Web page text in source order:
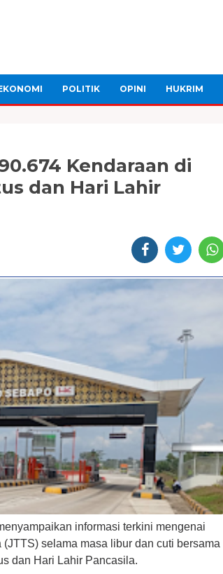
POLITIK OPINI HUKRIM
Kendaraan di
dan Hari Lahir
informasi terkini mengenai
selama masa libur dan cuti bersama
dan Hari Lahir Pancasila.